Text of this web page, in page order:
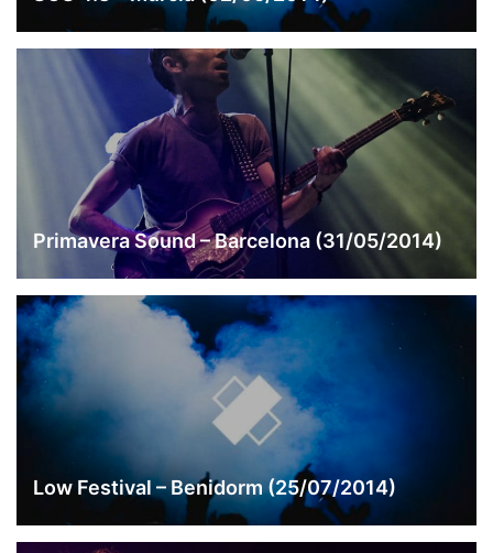
Primavera Sound – Barcelona (31/05/2014)
Low Festival – Benidorm (25/07/2014)